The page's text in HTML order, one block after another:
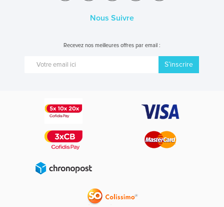
Nous Suivre
Recevez nos meilleures offres par email :
S’inscrire